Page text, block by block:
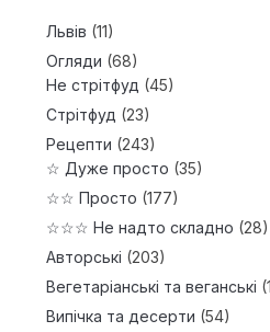
Львів (11)
Огляди (68)
Не стрітфуд (45)
Стрітфуд (23)
Рецепти (243)
☆ Дуже просто (35)
☆☆ Просто (177)
☆☆☆ Не надто складно (28)
Авторські (203)
Вегетаріанські та веганські
Випічка та десерти (54)